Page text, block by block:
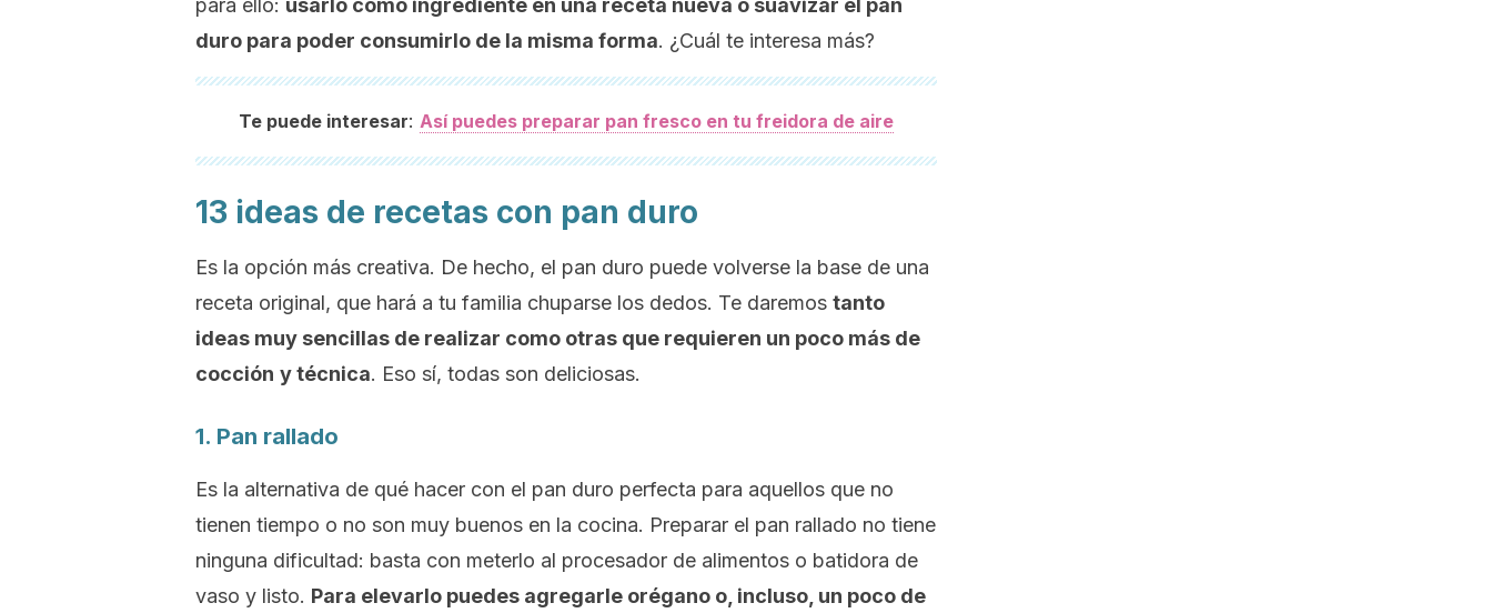
para ello: usarlo como ingrediente en una receta nueva o suavizar el pan
duro para poder consumirlo de la misma forma. ¿Cuál te interesa más?
Te puede interesar: Así puedes preparar pan fresco en tu freidora de aire
13 ideas de recetas con pan duro
Es la opción más creativa. De hecho, el pan duro puede volverse la base de una
receta original, que hará a tu familia chuparse los dedos. Te daremos tanto
ideas muy sencillas de realizar como otras que requieren un poco más de
cocción y técnica. Eso sí, todas son deliciosas.
1. Pan rallado
Es la alternativa de qué hacer con el pan duro perfecta para aquellos que no
tienen tiempo o no son muy buenos en la cocina. Preparar el pan rallado no tiene
ninguna dificultad: basta con meterlo al procesador de alimentos o batidora de
vaso y listo. Para elevarlo puedes agregarle orégano o, incluso, un poco de